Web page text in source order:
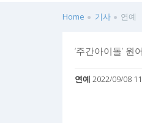
Home 기사 연예
‘주간아이돌’ 원
연예 2022/09/08